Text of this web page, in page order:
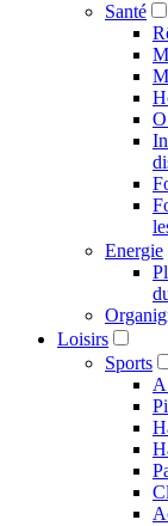
Santé
Energie
Loisirs
Sports